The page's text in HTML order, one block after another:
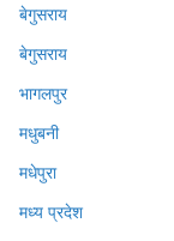
बेगुसराय
बेगुसराय
भागलपुर
मधुबनी
मधेपुरा
मध्य प्रदेश